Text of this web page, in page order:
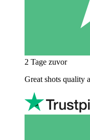
2 Tage zuvor
Great shots quality